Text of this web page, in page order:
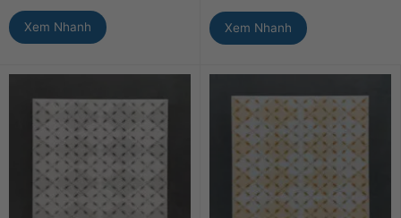
Xem Nhanh Xem Nhanh